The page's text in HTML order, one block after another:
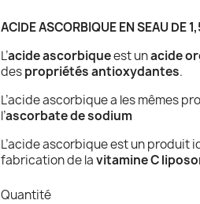
ACIDE ASCORBIQUE EN SEAU DE
L’acide ascorbiqueest unacide
despropriétés antioxydantes.
L’acide ascorbique a les mêmes
l’ascorbate de sodium
L’acide ascorbique est un produit
fabrication de lavitamine C
Quantité